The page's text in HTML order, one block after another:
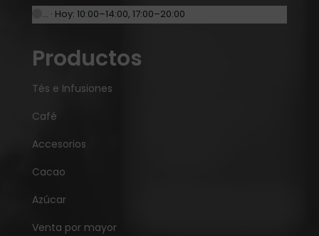
… · Hoy: 10:00–14:00, 17:00–20:00
Productos
Tés e Infusiones
Café
Accesorios
Cacao
Azúcar
Venta por mayor